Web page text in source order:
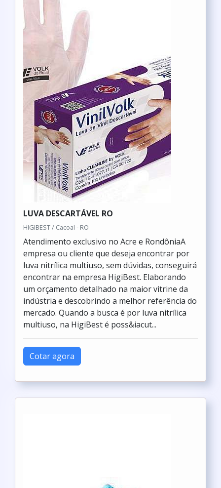
LUVA DESCARTÁVEL RO
HIGIBEST / Cacoal - RO
Atendimento exclusivo no Acre e RondôniaA
empresa ou cliente que deseja encontrar por
luva nitrílica multiuso, sem dúvidas, conseguirá
encontrar na empresa HigiBest. Elaborando
um orçamento detalhado na maior vitrine da
indústria e descobrindo a melhor referência do
mercado. Quando a busca é por luva nitrílica
multiuso, na HigiBest é poss&iacut...
Cotar agora